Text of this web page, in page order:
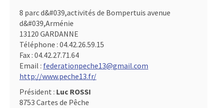
8 parc d&#039,activités de Bompertuis avenue
d&#039,Arménie
13120 GARDANNE
Téléphone : 04.42.26.59.15
Fax : 04.42.27.71.64
Email : federationpeche13@gmail.com
http://www.peche13.fr/
Président : Luc ROSSI
8753 Cartes de Pêche